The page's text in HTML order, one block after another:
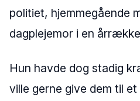
politiet, hjemmegående
dagplejemor i en
Hun havde dog stadig
ville gerne give dem til